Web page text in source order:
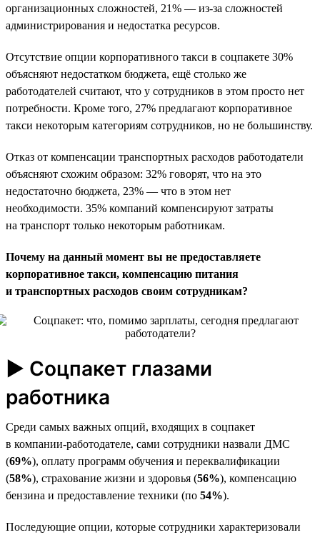
организационных сложностей, 21% — из-за сложностей
администрирования и недостатка ресурсов.
Отсутствие опции корпоративного такси в соцпакете 30%
объясняют недостатком бюджета, ещё столько же
работодателей считают, что у сотрудников в этом просто нет
потребности. Кроме того, 27% предлагают корпоративное
такси некоторым категориям сотрудников, но не большинству.
Отказ от компенсации транспортных расходов работодатели
объясняют схожим образом: 32% говорят, что на это
недостаточно бюджета, 23% — что в этом нет
необходимости. 35% компаний компенсируют затраты
на транспорт только некоторым работникам.
Почему на данный момент вы не предоставляете
корпоративное такси, компенсацию питания
и транспортных расходов своим сотрудникам?
► Соцпакет глазами
работника
Среди самых важных опций, входящих в соцпакет
в компании-работодателе, сами сотрудники назвали ДМС
(69%), оплату программ обучения и переквалификации
(58%), страхование жизни и здоровья (56%), компенсацию
бензина и предоставление техники (по 54%).
Последующие опции, которые сотрудники характеризовали